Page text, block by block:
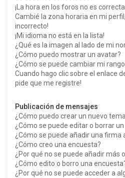
¡La hora en los foros no es
Cambié la zona horaria en mi
incorrecto!
¡Mi idioma no está en la lista!
¿Qué es la imagen al lado de mi
¿Cómo puedo mostrar un avatar?
¿Cómo se puede cambiar mi
Cuando hago clic sobre el enlace
pide que me registre!
Publicación de mensajes
¿Cómo puedo crear un nuevo
¿Cómo se puede editar o borrar
¿Cómo se puede añadir una firma
¿Cómo creo una encuesta?
¿Por qué no se puede añadir más
¿Cómo edito o borro una
¿Por qué no se puede acceder a